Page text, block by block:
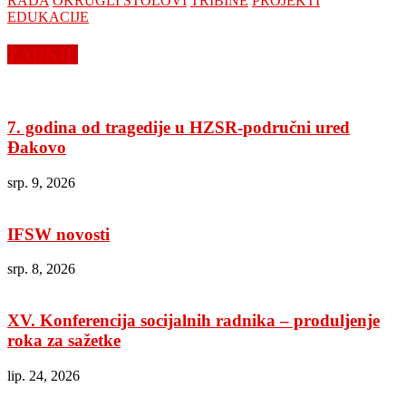
EDUKACIJE
7. godina od tragedije u HZSR-područni ured
Đakovo
srp. 9, 2026
IFSW novosti
srp. 8, 2026
XV. Konferencija socijalnih radnika – produljenje
roka za sažetke
lip. 24, 2026